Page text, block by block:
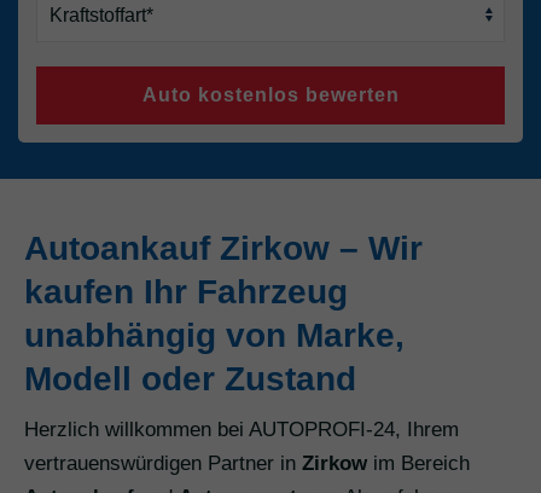
Auto kostenlos bewerten
Autoankauf Zirkow – Wir
kaufen Ihr Fahrzeug
unabhängig von Marke,
Modell oder Zustand
Herzlich willkommen bei AUTOPROFI-24, Ihrem
vertrauenswürdigen Partner in Zirkow im Bereich